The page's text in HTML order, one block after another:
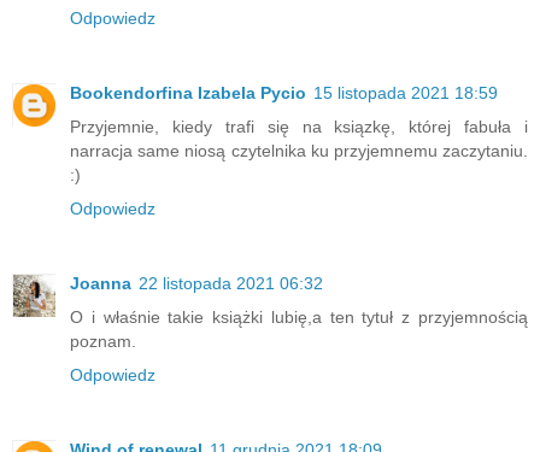
Odpowiedz
Bookendorfina Izabela Pycio 15 listopada 2021 18:59
Przyjemnie, kiedy trafi się na ksiązkę, której fabuła i
narracja same niosą czytelnika ku przyjemnemu zaczytaniu.
:)
Odpowiedz
Joanna 22 listopada 2021 06:32
O i właśnie takie książki lubię,a ten tytuł z przyjemnością
poznam.
Odpowiedz